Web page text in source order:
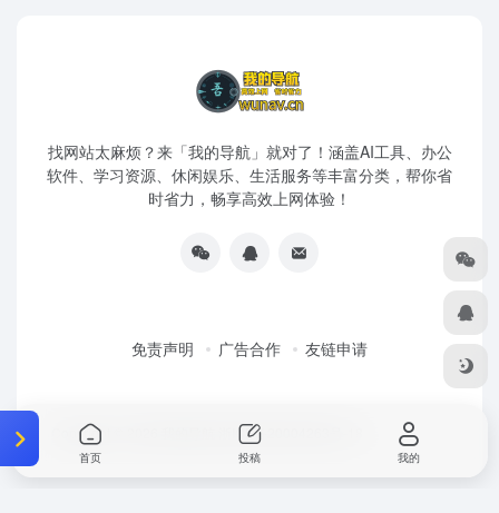
找网站太麻烦？来「我的导航」就对了！涵盖AI工具、办公
软件、学习资源、休闲娱乐、生活服务等丰富分类，帮你省
时省力，畅享高效上网体验！
免责声明 广告合作 友链申请
Copyright © 2026 浙ICP备20004263号-18
首页 投稿 我的